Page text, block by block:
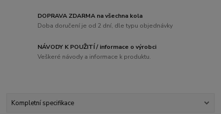
DOPRAVA ZDARMA na všechna kola
Doba doručení je od 2 dní, dle typu objednávky
NÁVODY K POUŽITÍ / informace o výrobci
Veškeré návody a informace k produktu.
Kompletní specifikace